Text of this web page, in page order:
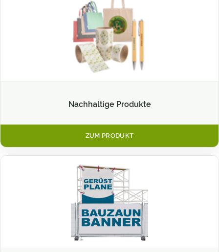
Nachhaltige Produkte
ZUM PRODUKT